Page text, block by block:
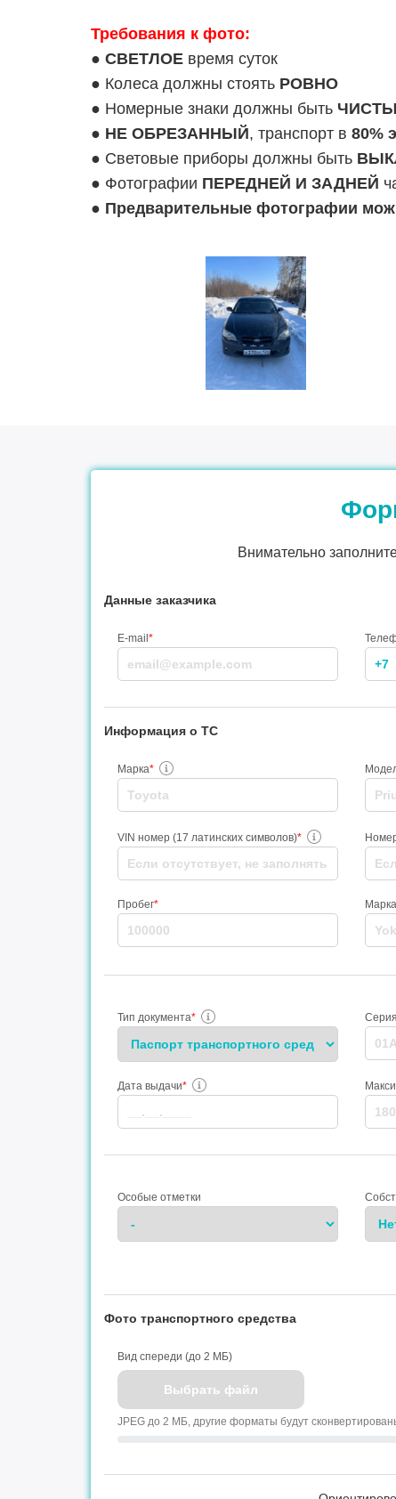
Требования к фото:
● СВЕТЛОЕ время суток
● Колеса должны стоять РОВНО
● Номерные знаки должны быть
● НЕ ОБРЕЗАННЫЙ, транспорт в 80%
● Световые приборы должны быть
● Фотографии ПЕРЕДНЕЙ И ЗАДНЕЙ
● Предварительные фотографии
Внимательно
Данные заказчика
E-mail *
Информация о ТС
Марка*
VIN номер (17 латинских символов)*
Пробег*
Тип документа*
Дата выдачи*
Особые отметки
Фото транспортного средства
Вид спереди (до 2 МБ)
Выбрать файл
JPEG до 2 МБ, другие форматы будут